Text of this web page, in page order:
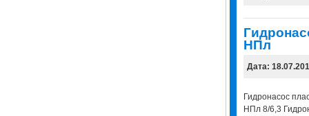
НПл
Дата:
Гидронасос
НПл 8/6,3